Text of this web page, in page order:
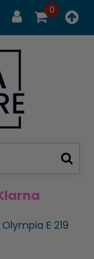
0
Olympia E 219